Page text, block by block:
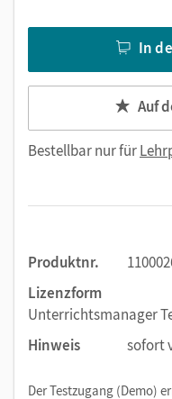
In
Auf
Bestellbar nur für
Produktnr.
Lizenzform
Unterrichtsmanager
Hinweis
sofort
Der Testzugang (Demo)